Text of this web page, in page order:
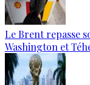
Le Brent repasse
Washington et